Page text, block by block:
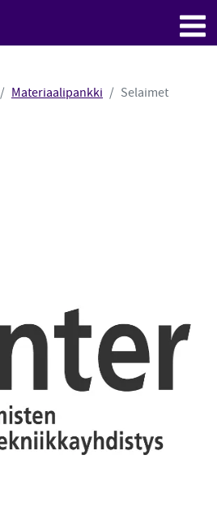
Materiaalipankki Selaimet